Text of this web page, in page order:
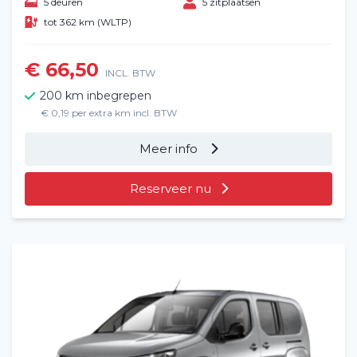
tot 362 km (WLTP)
€ 66,50 INCL. BTW
200 km inbegrepen
€ 0,19 per extra km incl. BTW
Meer info
Reserveer nu